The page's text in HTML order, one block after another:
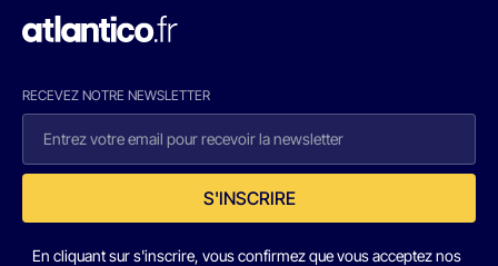
RECEVEZ NOTRE NEWSLETTER
S'INSCRIRE
En cliquant sur s'inscrire, vous confirmez que vous acceptez nos